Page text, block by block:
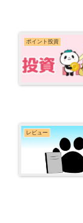
ポイント投資
レビュー